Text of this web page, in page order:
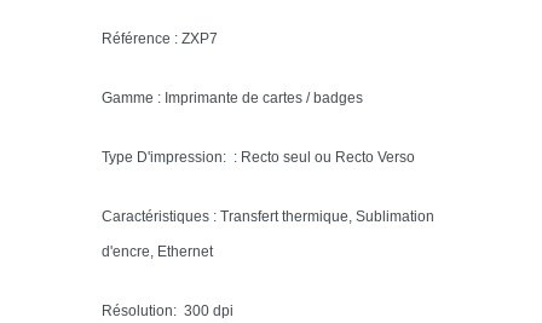
Référence : ZXP7
Gamme : Imprimante de cartes / badges
Type D'impression: : Recto seul ou Recto Verso
Caractéristiques : Transfert thermique, Sublimation
d'encre, Ethernet
Résolution: 300 dpi